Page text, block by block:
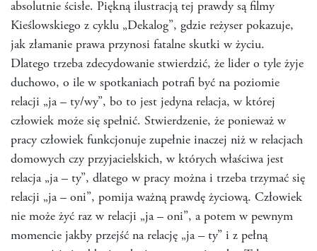
absolutnie ścisłe. Piękną ilustracją tej prawdy są filmy
Kieślowskiego z cyklu „Dekalog”, gdzie reżyser pokazuje,
jak złamanie prawa przynosi fatalne skutki w życiu.
Dlatego trzeba zdecydowanie stwierdzić, że lider o tyle żyje
duchowo, o ile w spotkaniach potrafi być na poziomie
relacji „ja – ty/wy”, bo to jest jedyna relacja, w której
człowiek może się spełnić. Stwierdzenie, że ponieważ w
pracy człowiek funkcjonuje zupełnie inaczej niż w relacjach
domowych czy przyjacielskich, w których właściwa jest
relacja „ja – ty”, dlatego w pracy można i trzeba trzymać się
relacji „ja – oni”, pomija ważną prawdę życiową. Człowiek
nie może żyć raz w relacji „ja – oni”, a potem w pewnym
momencie jakby przejść na relację „ja – ty” i z pełną